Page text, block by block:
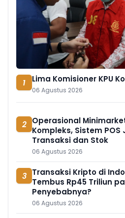
1 Lima Komisioner KPU
06 Agustus 2026
2 Operasional
Kompleks, Sistem
Transaksi dan Stok
06 Agustus 2026
3 Transaksi Kripto di
Tembus Rp45 Triliun
Penyebabnya?
06 Agustus 2026